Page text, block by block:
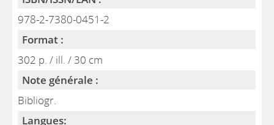
978-2-7380-0451-2
Format :
302 p. / ill. / 30 cm
Note générale :
Bibliogr.
Langues: